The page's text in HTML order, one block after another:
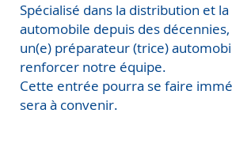
Spécialisé dans la distribution et
automobile depuis des
un(e) préparateur (trice)
renforcer notre équipe.
Cette entrée pourra se faire
sera à convenir.